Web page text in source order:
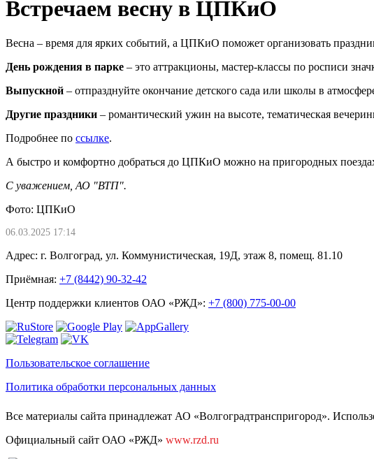
Встречаем весну в ЦПКиО
Весна – время для ярких событий, а ЦПКиО поможет организовать
День рождения в парке – это аттракционы, мастер-классы по росписи
Выпускной – отпразднуйте окончание детского сада или школы в
Другие праздники – романтический ужин на высоте, тематическая
Подробнее по ссылке.
А быстро и комфортно добраться до ЦПКиО можно на пригородных
С уважением, АО "ВТП".
Фото: ЦПКиО
06.03.2025 17:14
Адрес: г. Волгоград, ул. Коммунистическая, 19Д, этаж 8, помещ. 81.10
Приёмная: +7 (8442) 90-32-42
Центр поддержки клиентов ОАО «РЖД»: +7 (800) 775-00-00
Пользовательское соглашение
Политика обработки персональных данных
Все материалы сайта принадлежат АО «Волгоградтранспригород».
Официальный сайт ОАО «РЖД» www.rzd.ru